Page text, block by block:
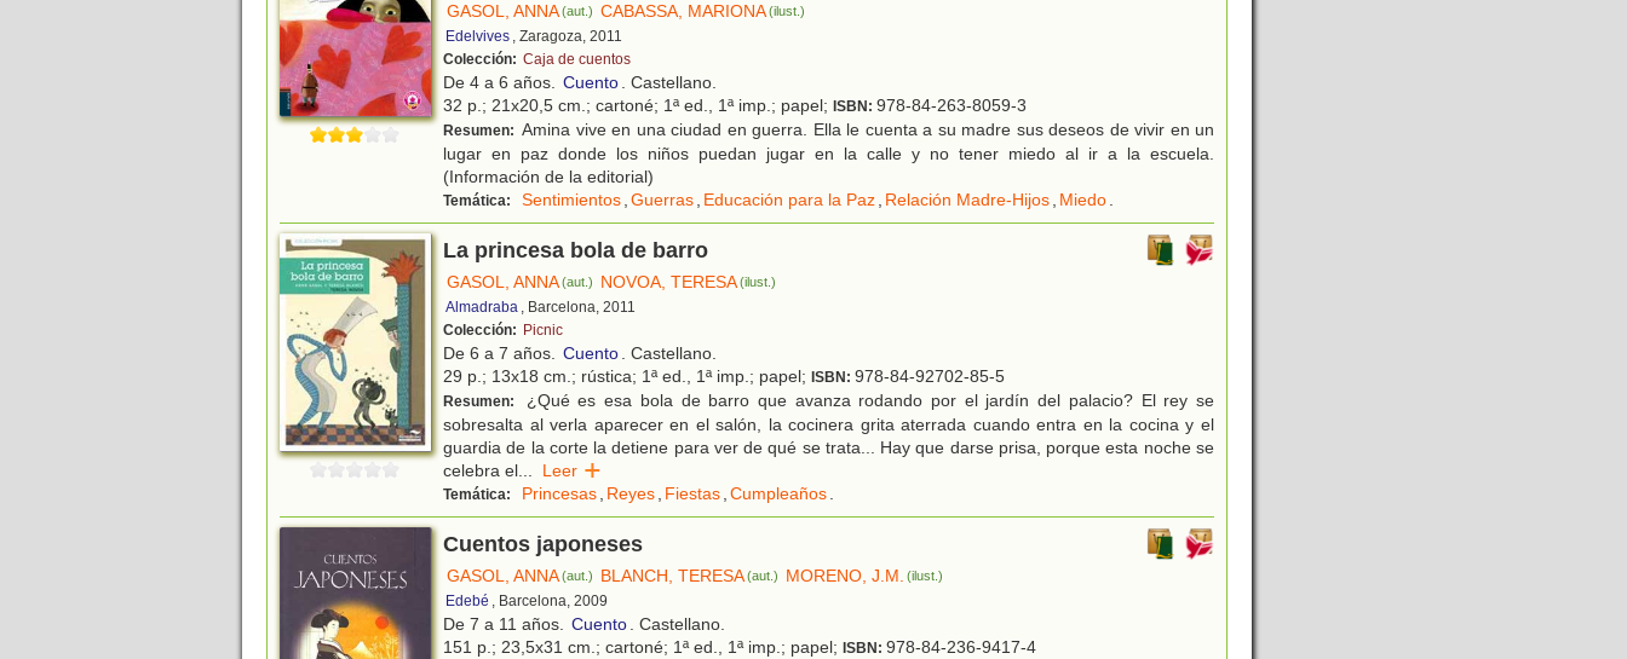
GASOL, ANNA(aut.) CABASSA, MARIONA(ilust.)
Edelvives , Zaragoza, 2011
Colección: Caja de cuentos
De 4 a 6 años. Cuento. Castellano.
32 p.; 21x20,5 cm.; cartoné; 1ª ed., 1ª imp.; papel; ISBN: 978-84-263-8059-3
Resumen: Amina vive en una ciudad en guerra. Ella le cuenta a su madre sus deseos de vivir en un
lugar en paz donde los niños puedan jugar en la calle y no tener miedo al ir a la escuela.
(Información de la editorial)
Temática: Sentimientos,Guerras, Educación para la Paz, Relación Madre-Hijos, Miedo.
La princesa bola de barro
GASOL, ANNA(aut.) NOVOA, TERESA(ilust.)
Almadraba , Barcelona, 2011
Colección: Picnic
De 6 a 7 años. Cuento. Castellano.
29 p.; 13x18 cm.; rústica; 1ª ed., 1ª imp.; papel; ISBN: 978-84-92702-85-5
Resumen:
¿Qué es esa bola de barro que avanza rodando por el jardín del palacio? El rey se
sobresalta al verla aparecer en el salón, la cocinera grita aterrada cuando entra en la cocina y el
guardia de la corte la detiene para ver de qué se trata... Hay que darse prisa, porque esta noche se
celebra el... Leer
Temática: Princesas, Reyes, Fiestas,Cumpleaños.
Cuentos japoneses
GASOL, ANNA(aut.) BLANCH, TERESA(aut.) MORENO, J.M. (ilust.)
Edebé , Barcelona, 2009
De 7 a 11 años. Cuento. Castellano.
151 p.; 23,5x31 cm.; cartoné; 1ª ed., 1ª imp.; papel; ISBN: 978-84-236-9417-4